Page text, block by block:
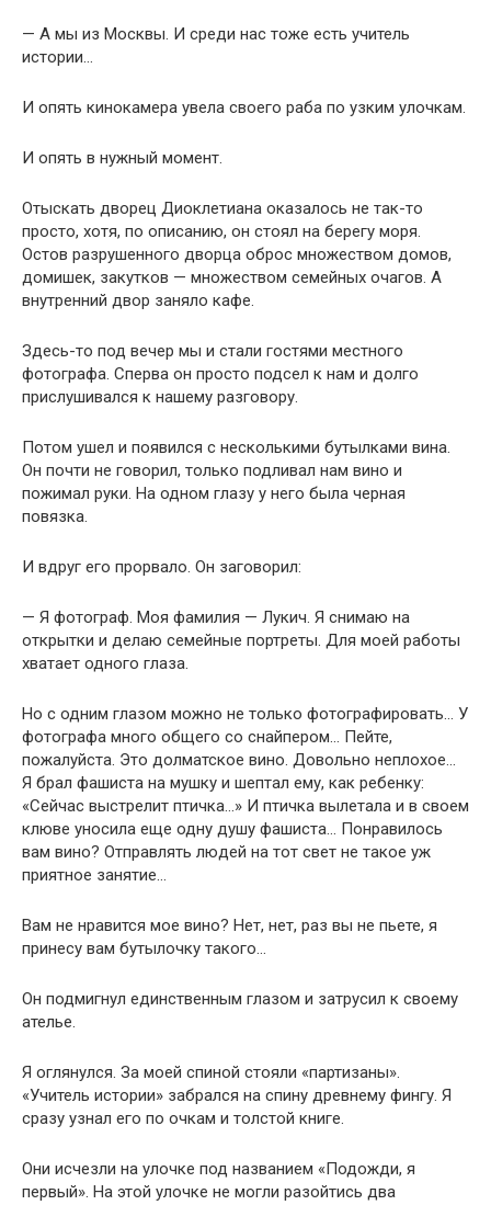
— А мы из Москвы. И среди нас тоже есть учитель
истории…
И опять кинокамера увела своего раба по узким улочкам.
И опять в нужный момент.
Отыскать дворец Диоклетиана оказалось не так-то
просто, хотя, по описанию, он стоял на берегу моря.
Остов разрушенного дворца оброс множеством домов,
домишек, закутков — множеством семейных очагов. А
внутренний двор заняло кафе.
Здесь-то под вечер мы и стали гостями местного
фотографа. Сперва он просто подсел к нам и долго
прислушивался к нашему разговору.
Потом ушел и появился с несколькими бутылками вина.
Он почти не говорил, только подливал нам вино и
пожимал руки. На одном глазу у него была черная
повязка.
И вдруг его прорвало. Он заговорил:
— Я фотограф. Моя фамилия — Лукич. Я снимаю на
открытки и делаю семейные портреты. Для моей работы
хватает одного глаза.
Но с одним глазом можно не только фотографировать… У
фотографа много общего со снайпером… Пейте,
пожалуйста. Это долматское вино. Довольно неплохое…
Я брал фашиста на мушку и шептал ему, как ребенку:
«Сейчас выстрелит птичка…» И птичка вылетала и в своем
клюве уносила еще одну душу фашиста… Понравилось
вам вино? Отправлять людей на тот свет не такое уж
приятное занятие…
Вам не нравится мое вино? Нет, нет, раз вы не пьете, я
принесу вам бутылочку такого…
Он подмигнул единственным глазом и затрусил к своему
ателье.
Я оглянулся. За моей спиной стояли «партизаны».
«Учитель истории» забрался на спину древнему фингу. Я
сразу узнал его по очкам и толстой книге.
Они исчезли на улочке под названием «Подожди, я
первый». На этой улочке не могли разойтись два